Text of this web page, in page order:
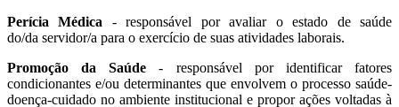
Perícia Médica - responsável por avaliar o estado de saúde
do/da servidor/a para o exercício de suas atividades laborais.
Promoção da Saúde- responsável por identificar fatores
condicionantes e/ou determinantes que envolvem o processo saúde-
doença-cuidado no ambiente institucional e propor ações voltadas à